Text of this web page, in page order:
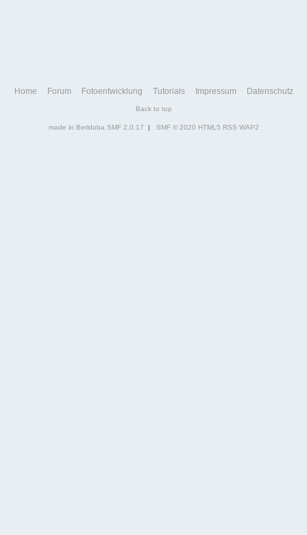
Home Forum Fotoentwicklung Tutorials Impressum Datenschutz
Back to top
made in Berldoba SMF 2.0.17 | SMF © 2020 HTML5 RSS WAP2